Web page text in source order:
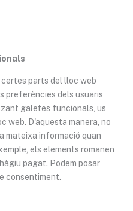
parts del lloc web
preferències dels usuaris
galetes funcionals, us
web. D'aquesta manera, no
mateixa informació quan
els elements romanen
pagat. Podem posar
consentiment.